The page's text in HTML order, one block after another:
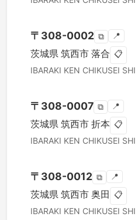
〒 308-0002 ⧉ 📍
茨城県 筑西市 落合 📋
IBARAKI KEN CHIKUSEI SHI
〒 308-0007 ⧉ 📍
茨城県 筑西市 折本 📋
IBARAKI KEN CHIKUSEI SHI
〒 308-0012 ⧉ 📍
茨城県 筑西市 奥田 📋
IBARAKI KEN CHIKUSEI SHI